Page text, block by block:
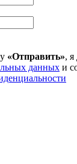
«Отправить»,
данных и